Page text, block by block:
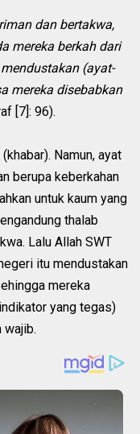
dan bertakwa,
mereka berkah dari
(ayat-
mereka disebabkan
[7]: 96).
Namun, ayat
berupa keberkahan
untuk kaum yang
thalab
Lalu Allah SWT
itu mendustakan
mereka
yang tegas)
wajib.